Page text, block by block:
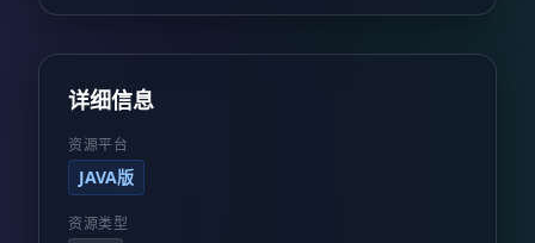
详细信息
资源平台
JAVA版
资源类型